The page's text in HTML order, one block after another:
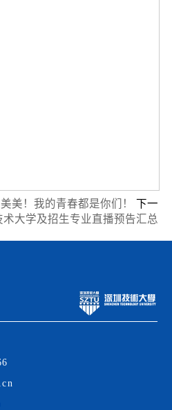
美！我的青春都是你们！
下一
术大学及招生专业直播预告汇总